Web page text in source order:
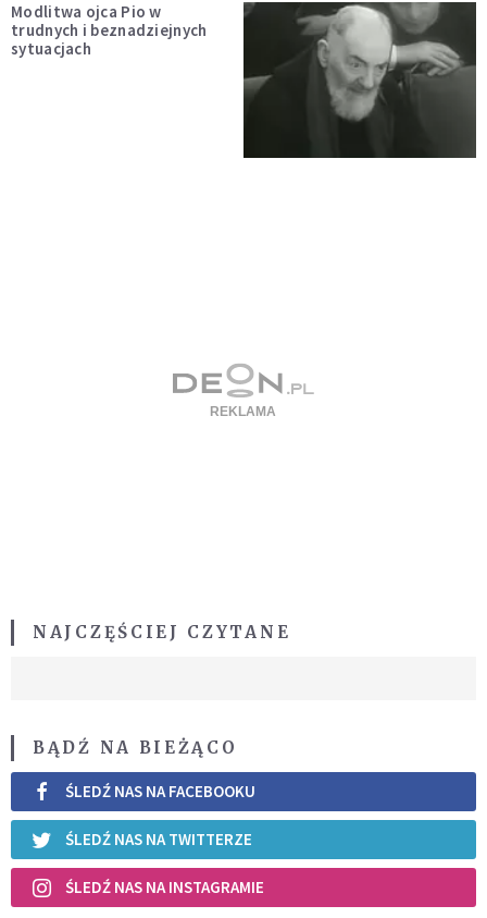
Modlitwa ojca Pio w
trudnych i beznadziejnych
sytuacjach
NAJCZĘŚCIEJ CZYTANE
BĄDŹ NA BIEŻĄCO
ŚLEDŹ NAS NA FACEBOOKU
ŚLEDŹ NAS NA TWITTERZE
ŚLEDŹ NAS NA INSTAGRAMIE